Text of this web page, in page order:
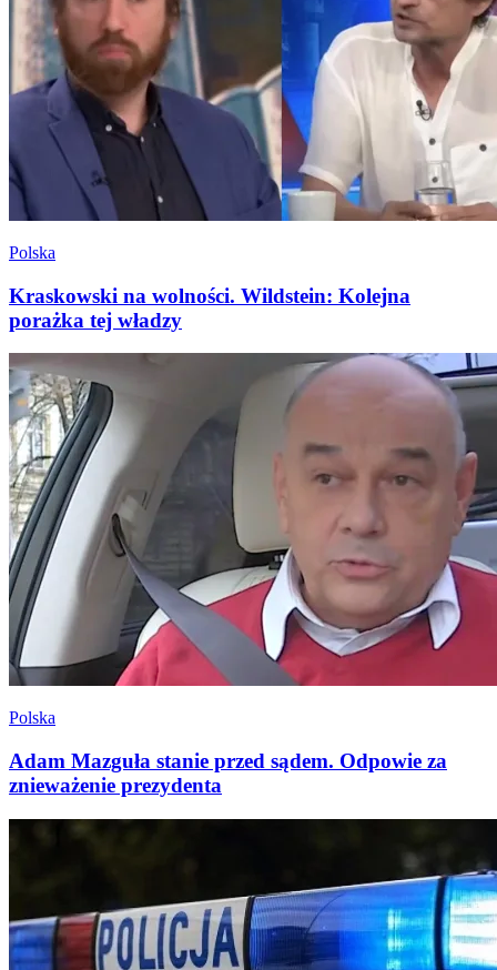
Polska
Kraskowski na wolności. Wildstein: Kolejna
porażka tej władzy
Polska
Adam Mazguła stanie przed sądem. Odpowie za
znieważenie prezydenta